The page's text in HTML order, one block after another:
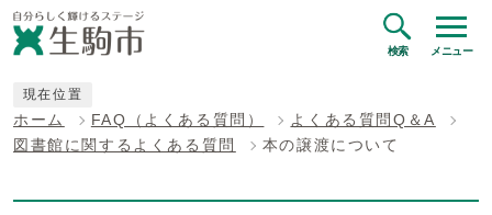
検索 メニュー
現在位置
ホーム FAQ（よくある質問）
よくある質問Q＆A
図書館に関するよくある質問
本の譲渡について